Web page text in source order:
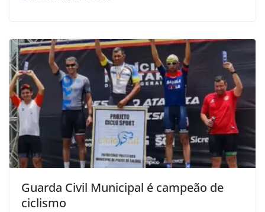
Guarda Civil Municipal é campeão de
ciclismo